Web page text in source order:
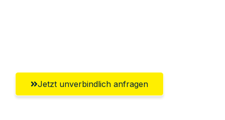
Jetzt unverbindlich anfragen